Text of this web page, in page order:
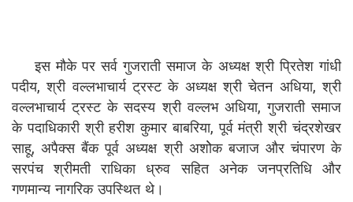
इस मौके पर सर्व गुजराती समाज के अध्यक्ष श्री प्रितेश गांधी
पदीय, श्री वल्लभाचार्य ट्रस्ट के अध्यक्ष श्री चेतन अधिया, श्री
वल्लभाचार्य ट्रस्ट के सदस्य श्री वल्लभ अधिया, गुजराती समाज
के पदाधिकारी श्री हरीश कुमार बाबरिया, पूर्व मंत्री श्री चंद्रशेखर
साहू, अपैक्स बैंक पूर्व अध्यक्ष श्री अशोेक बजाज और चंपारण के
सरपंच श्रीमती राधिका ध्रुव सहित अनेक जनप्रतिधि और
गणमान्य नागरिक उपस्थित थे।